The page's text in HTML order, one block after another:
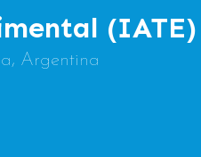
(IATE)
Argentina